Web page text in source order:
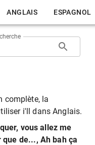
ANGLAIS ESPAGNOL
complète, la
i'll dans Anglais.
vous allez me
de..., Ah bah ça